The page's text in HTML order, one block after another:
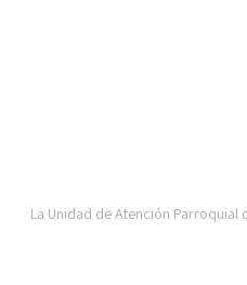
La Unidad de Atención Parroquial